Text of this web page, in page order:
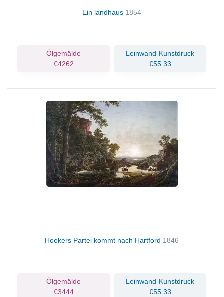
Ein landhaus 1854
Ölgemälde
€4262
Leinwand-Kunstdruck
€55.33
Hookers Partei kommt nach Hartford 1846
Ölgemälde
€3444
Leinwand-Kunstdruck
€55.33